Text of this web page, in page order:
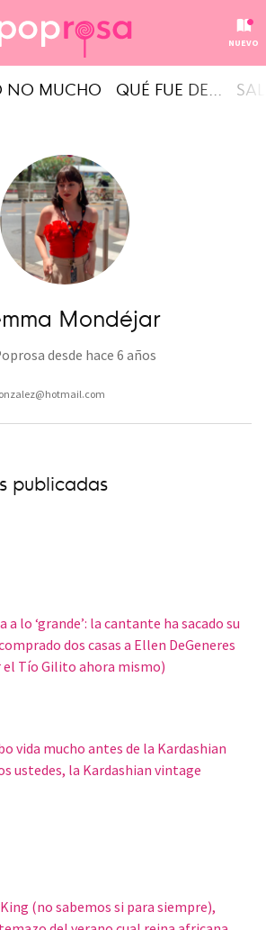
NUEVO
NO MUCHO QUÉ FUE DE...
Mondéjar
desde hace 6 años
publicadas
a lo ‘grande’: la cantante ha sacado su
dos casas a Ellen DeGeneres
el Tío Gilito ahora mismo)
vida mucho antes de la Kardashian
ustedes, la Kardashian vintage
(no sabemos si para siempre),